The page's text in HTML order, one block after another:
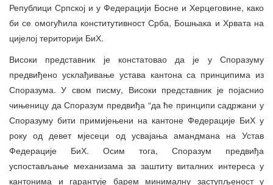
Републици Српској и у Федерацији Босне и Херцеговине, како
би се омогућила конститутивност Срба, Бошњака и Хрвата на
цијелој територији БиХ.
Високи представник је констатовао да је у Споразуму
предвиђено усклађивање устава кантона са принципима из
Споразума. У свом писму, Високи представник је појаснио
чињеницу да Споразум предвиђа “да ће принципи садржани у
Споразуму бити примијењени на кантоне Федерације БиХ у
року од девет мјесеци од усвајања амандмана на Устав
Федерације БиХ. Осим тога, Споразум предвиђа
успостављање механизама за заштиту виталних интереса у
кантонима и гарантује барем минималну заступљеност у